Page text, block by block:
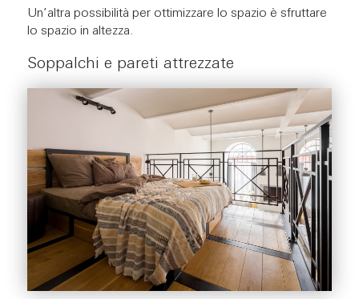
Un’altra possibilità per ottimizzare lo spazio è sfruttare
lo spazio in altezza.
Soppalchi e pareti attrezzate